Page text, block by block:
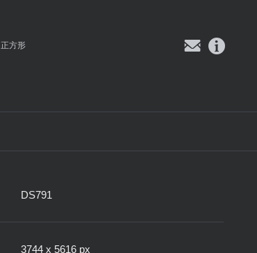
正方形
DS791
3744 x 5616 px